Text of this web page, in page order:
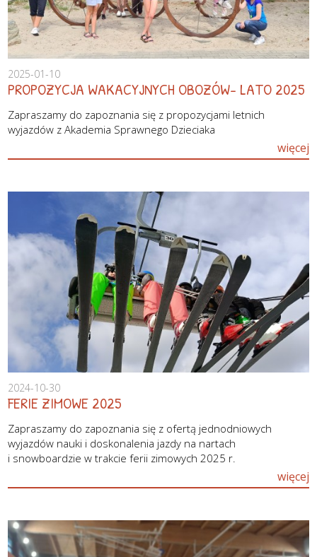
2025-01-10
PROPOZYCJA WAKACYJNYCH OBOZÓW- LATO 2025
Zapraszamy do zapoznania się z propozycjami letnich
wyjazdów z Akademia Sprawnego Dzieciaka
więcej
2024-10-30
FERIE ZIMOWE 2025
Zapraszamy do zapoznania się z ofertą jednodniowych
wyjazdów nauki i doskonalenia jazdy na nartach
i snowboardzie w trakcie ferii zimowych 2025 r.
więcej